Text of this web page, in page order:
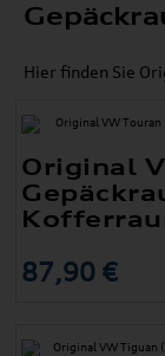
Hier finden Sie
Original
87,90 €